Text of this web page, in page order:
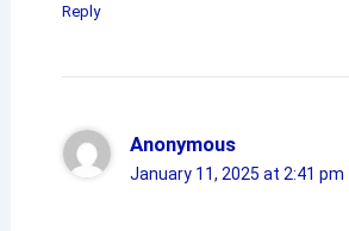
Reply
Anonymous
January 11, 2025 at 2:41 pm